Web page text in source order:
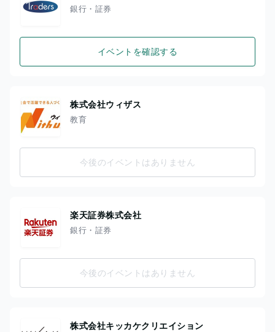
銀行・証券
イベントを確認する
株式会社ウィザス
教育
今後のイベントはありません
楽天証券株式会社
銀行・証券
今後のイベントはありません
株式会社キッカケクリエイション